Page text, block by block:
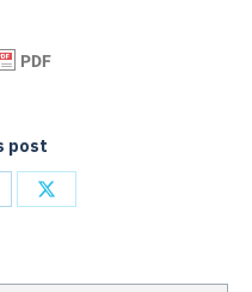
post
Share